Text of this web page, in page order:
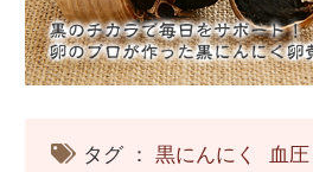
タグ ：黒にんにく 血圧